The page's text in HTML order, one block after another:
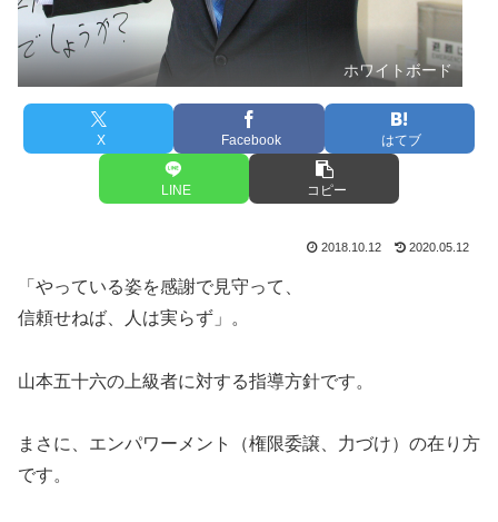
ホワイトボード
X Facebook はてブ
LINE コピー
2018.10.12 2020.05.12
「やっている姿を感謝で見守って、
信頼せねば、人は実らず」。
山本五十六の上級者に対する指導方針です。
まさに、エンパワーメント（権限委譲、力づけ）の在り方
です。